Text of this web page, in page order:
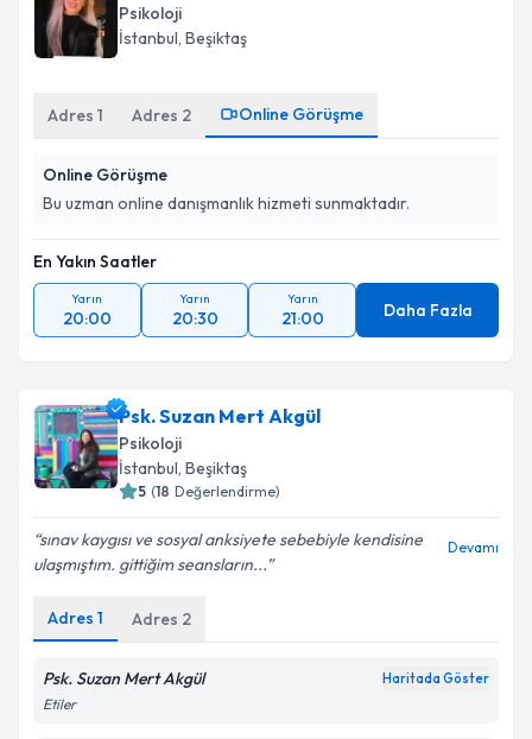
Psikoloji
İstanbul, Beşiktaş
Adres 1 Adres 2 Online Görüşme
Online Görüşme
Bu uzman online danışmanlık hizmeti sunmaktadır.
En Yakın Saatler
Yarın
20:00
Yarın
20:30
Yarın
21:00 Daha Fazla
Psk. Suzan Mert Akgül
Psikoloji
İstanbul, Beşiktaş
5 (18 Değerlendirme)
sınav kaygısı ve sosyal anksiyete sebebiyle kendisine
ulaşmıştım. gittiğim seansların...
Devamı
Adres 1 Adres 2
Psk. Suzan Mert Akgül Haritada Göster
Etiler